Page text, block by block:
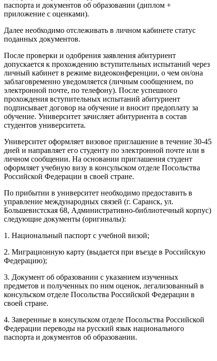
паспорта и документов об образовании (диплом +
приложение с оценками).
Далее необходимо отслеживать в личном кабинете статус
поданных документов.
После проверки и одобрения заявления абитуриент
допускается к прохождению вступительных испытаний через
личный кабинет в режиме видеоконференции, о чем он/она
заблаговременно уведомляется (личным сообщением, по
электронной почте, по телефону). После успешного
прохождения вступительных испытаний абитуриент
подписывает договор на обучение и вносит предоплату за
обучение. Университет зачисляет абитуриента в состав
студентов университета.
Университет оформляет визовое приглашение в течение 30-45
дней и направляет его студенту по электронной почте или в
личном сообщении. На основании приглашения студент
оформляет учебную визу в консульском отделе Посольства
Российской Федерации в своей стране.
По прибытии в университет необходимо предоставить в
управление международных связей (г. Саранск, ул.
Большевистская 68, Административно-библиотечный корпус)
следующие документы (оригиналы):
1. Национальный паспорт с учебной визой;
2. Миграционную карту (выдается при въезде в Российскую
Федерацию);
3. Документ об образовании с указанием изученных
предметов и полученных по ним оценок, легализованный в
консульском отделе Посольства Российской Федерации в
своей стране.
4. Заверенные в консульском отделе Посольства Российской
Федерации переводы на русский язык национального
паспорта и документов об образовании.